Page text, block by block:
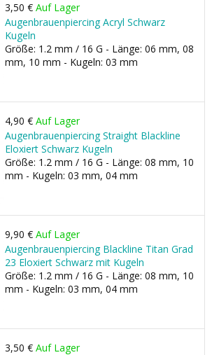
3,50 € Auf Lager
Augenbrauenpiercing Acryl Schwarz
Kugeln
Größe: 1.2 mm / 16 G - Länge: 06 mm, 08
mm, 10 mm - Kugeln: 03 mm
4,90 € Auf Lager
Augenbrauenpiercing Straight Blackline
Eloxiert Schwarz Kugeln
Größe: 1.2 mm / 16 G - Länge: 08 mm, 10
mm - Kugeln: 03 mm, 04 mm
9,90 € Auf Lager
Augenbrauenpiercing Blackline Titan Grad
23 Eloxiert Schwarz mit Kugeln
Größe: 1.2 mm / 16 G - Länge: 08 mm, 10
mm - Kugeln: 03 mm, 04 mm
3,50 € Auf Lager